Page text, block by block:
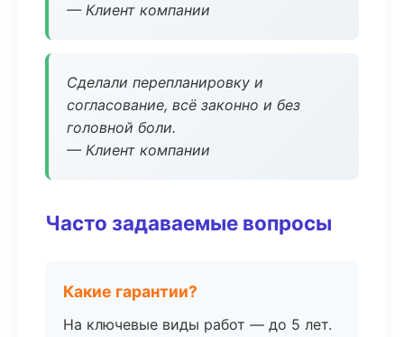
— Клиент компании
Сделали перепланировку и
согласование, всё законно и без
головной боли.
— Клиент компании
Часто задаваемые вопросы
Какие гарантии?
На ключевые виды работ — до 5 лет.